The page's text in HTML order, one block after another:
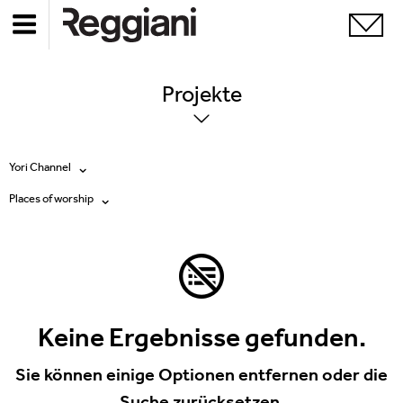
Projekte
Yori Channel
Alle Produkte
Mood Evo
Traceline System
Places of worship
Keine Ergebnisse gefunden.
Sie können einige Optionen entfernen oder die